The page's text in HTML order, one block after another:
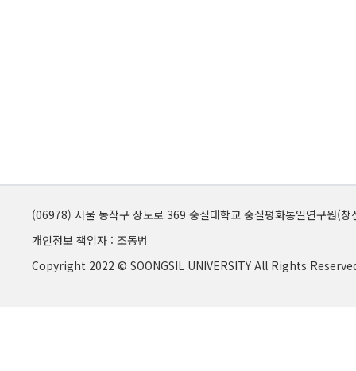
(06978) 서울 동작구 상도로 369 숭실대학교 숭실평화통일연구원(
개인정보 책임자 : 조동범
Copyright 2022 © SOONGSIL UNIVERSITY All Rights